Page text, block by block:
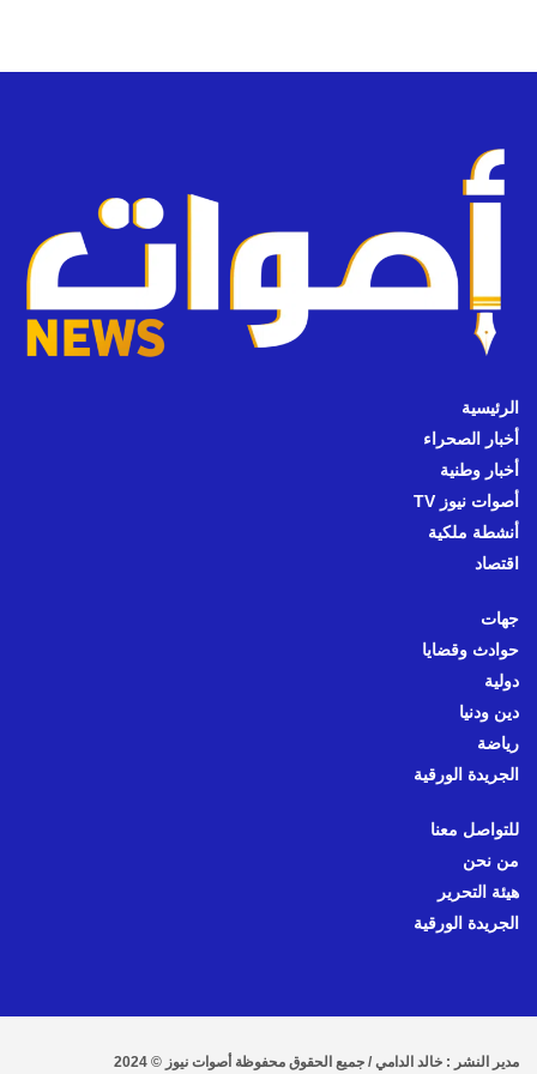
الرئيسية
أخبار الصحراء
أخبار وطنية
أصوات نيوز TV
أنشطة ملكية
اقتصاد
جهات
حوادث وقضايا
دولية
دين ودنيا
رياضة
الجريدة الورقية
للتواصل معنا
من نحن
هيئة التحرير
الجريدة الورقية
مدير النشر : خالد الدامي / جميع الحقوق محفوظة أصوات نيوز © 2024